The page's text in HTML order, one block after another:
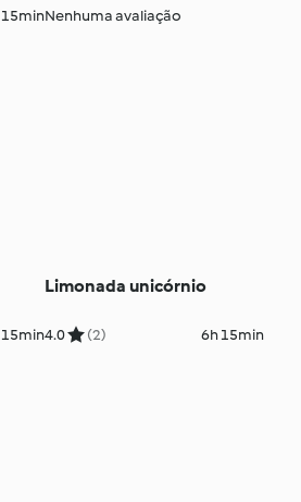
15minNenhuma avaliação
15min
Limonada unicórnio
4.0 (2) 6h 15min